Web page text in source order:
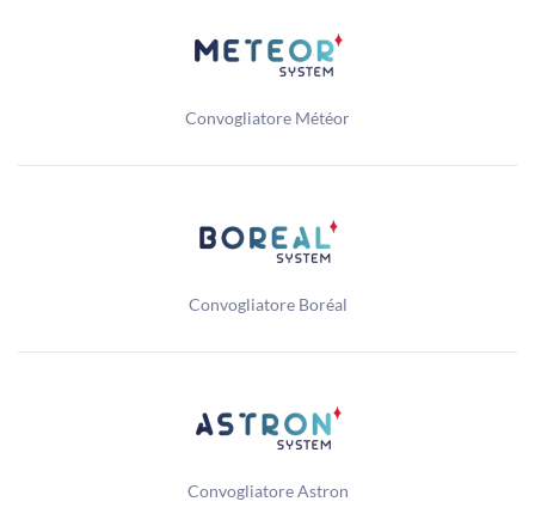
Convogliatore Météor
Convogliatore Boréal
Convogliatore Astron